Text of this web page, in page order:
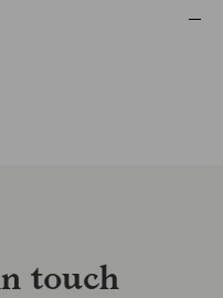
touch